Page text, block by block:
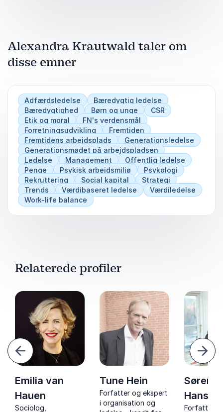
Alexandra Krautwald taler om
disse emner
Adfærdsledelse
Bæredygtig ledelse
Bæredygtighed
Børn og unge
CSR
Etik og moral
FN's verdensmål
Forretningsudvikling
Fremtiden
Fremtidens arbejdsplads
Generationsledelse
Generationsmødet på arbejdspladsen
Ledelse
Management
Offentlig ledelse
Penge
Psykisk arbejdsmiljø
Psykologi
Rekruttering
Social kapital
Strategi
Trends
Værdibaseret ledelse
Værdiledelse
Work-life balance
Relaterede profiler
Emilia van
Hauen
Sociolog,
Tune Hein
Forfatter og ekspert
i organisation og
Søren
Hansen
Forfatter,